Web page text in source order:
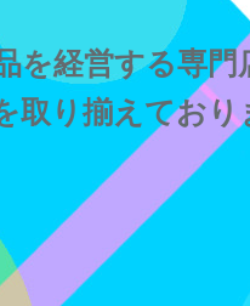
を経営する専
取り揃えてお